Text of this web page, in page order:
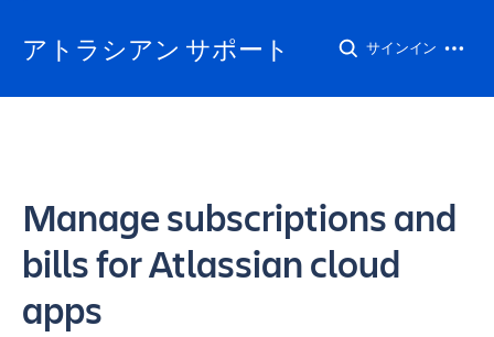
アトラシアン サポート サインイン
Manage subscriptions and
bills for Atlassian cloud
apps